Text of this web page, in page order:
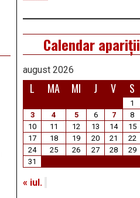
Calendar apariții
august 2026
L MA MI J V S
1
3
4 5 6 7 8
10
11 12 13 14 15
17
18 19 20 21 22
24
25 26 27 28 29
31
« iul.